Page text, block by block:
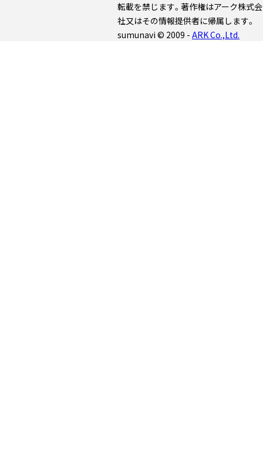
転載を禁じます。著作権はアーク株式会
社又はその情報提供者に帰属します。
sumunavi © 2009 - ARK Co.,Ltd.